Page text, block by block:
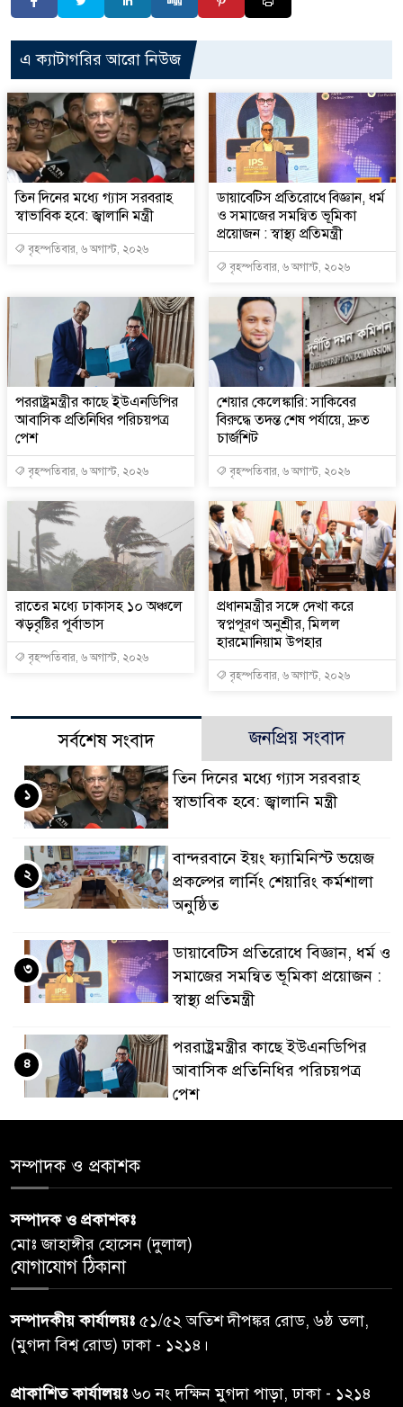
এ ক্যাটাগরির আরো নিউজ
তিন দিনের মধ্যে গ্যাস সরবরাহ
স্বাভাবিক হবে: জ্বালানি মন্ত্রী
বৃহস্পতিবার, ৬ অগাস্ট, ২০২৬
ডায়াবেটিস প্রতিরোধে বিজ্ঞান, ধর্ম
ও সমাজের সমন্বিত ভূমিকা
প্রয়োজন : স্বাস্থ্য প্রতিমন্ত্রী
বৃহস্পতিবার, ৬ অগাস্ট, ২০২৬
পররাষ্ট্রমন্ত্রীর কা‌ছে ইউএনডিপির
আবাসিক প্রতিনিধির পরিচয়পত্র
পেশ
বৃহস্পতিবার, ৬ অগাস্ট, ২০২৬
শেয়ার কেলেঙ্কারি: সাকিবের
বিরুদ্ধে তদন্ত শেষ পর্যায়ে, দ্রুত
চার্জশিট
বৃহস্পতিবার, ৬ অগাস্ট, ২০২৬
রাতের মধ্যে ঢাকাসহ ১০ অঞ্চলে
ঝড়বৃষ্টির পূর্বাভাস
বৃহস্পতিবার, ৬ অগাস্ট, ২০২৬
প্রধানমন্ত্রীর সঙ্গে দেখা করে
স্বপ্নপূরণ অনুশ্রীর, মিলল
হারমোনিয়াম উপহার
বৃহস্পতিবার, ৬ অগাস্ট, ২০২৬
সর্বশেষ সংবাদ জনপ্রিয় সংবাদ
তিন দিনের মধ্যে গ্যাস সরবরাহ
স্বাভাবিক হবে: জ্বালানি মন্ত্রী
১
বান্দরবানে ইয়ং ফ্যামিনিস্ট ভয়েজ
প্রকল্পের লার্নিং শেয়ারিং কর্মশালা
অনুষ্ঠিত
২
ডায়াবেটিস প্রতিরোধে বিজ্ঞান, ধর্ম ও
সমাজের সমন্বিত ভূমিকা প্রয়োজন :
স্বাস্থ্য প্রতিমন্ত্রী
৩
পররাষ্ট্রমন্ত্রীর কা‌ছে ইউএনডিপির
আবাসিক প্রতিনিধির পরিচয়পত্র
পেশ
৪
৫
ঝড়বৃষ্টির পূর্বাভাস
৬
অনুশ্রীর, মিলল হারমোনিয়াম
উপহার
৭
২০ আগস্ট রাষ্ট্রপতি নির্বাচন,
সম্পাদক ও প্রকাশক
সম্পাদক ও প্রকাশকঃ
মোঃ জাহাঙ্গীর হোসেন (দুলাল)
যোগাযোগ ঠিকানা
সম্পাদকীয় কার্যালয়ঃ ৫১/৫২ অতিশ দীপঙ্কর রোড, ৬ষ্ঠ তলা,
(মুগদা বিশ্ব রোড) ঢাকা - ১২১৪।
প্রাকাশিত কার্যালয়ঃ৬০ নং দক্ষিন মুগদা পাড়া, ঢাকা - ১২১৪